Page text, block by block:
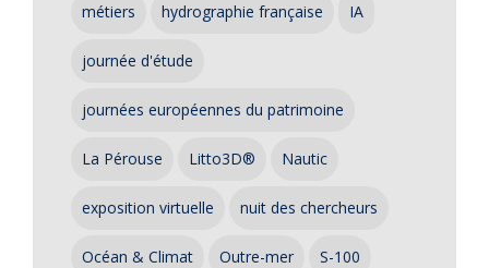
métiers hydrographie française IA
journée d'étude
journées européennes du patrimoine
La Pérouse Litto3D® Nautic
exposition virtuelle nuit des chercheurs
Océan & Climat Outre-mer S-100